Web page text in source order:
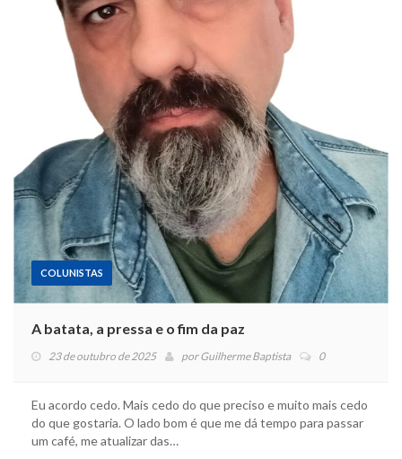
COLUNISTAS
A batata, a pressa e o fim da paz
23 de outubro de 2025 porGuilherme Baptista 0
Eu acordo cedo. Mais cedo do que preciso e muito mais cedo
do que gostaria. O lado bom é que me dá tempo para passar
um café, me atualizar das…